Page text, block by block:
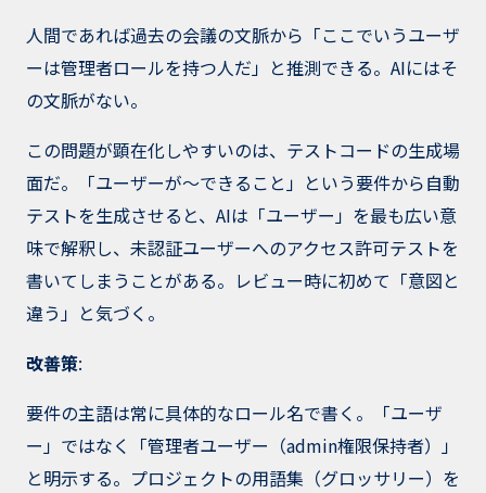
人間であれば過去の会議の文脈から「ここでいうユーザ
ーは管理者ロールを持つ人だ」と推測できる。AIにはそ
の文脈がない。
この問題が顕在化しやすいのは、テストコードの生成場
面だ。「ユーザーが〜できること」という要件から自動
テストを生成させると、AIは「ユーザー」を最も広い意
味で解釈し、未認証ユーザーへのアクセス許可テストを
書いてしまうことがある。レビュー時に初めて「意図と
違う」と気づく。
改善策:
要件の主語は常に具体的なロール名で書く。「ユーザ
ー」ではなく「管理者ユーザー（admin権限保持者）」
と明示する。プロジェクトの用語集（グロッサリー）を